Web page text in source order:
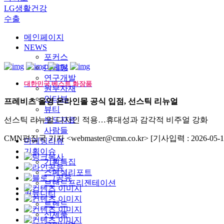
LG생활건강
수출
메인페이지
NEWS
포커스
마케팅
연구개발
원부자재
인터뷰
뷰티
보도자료
사람들
마케팅리뷰
기획이슈
기획특집
스페셜리포트
브랜드프리젠테이션
커뮤니티
트렌드
신제품
대한민국 베스트 화장품
프레비츠 올영 온라인몰 공식 입점, 선스틱 리뉴얼
선스틱 리뉴얼 디자인 적용…휴대성과 감각적 비주얼 강화
CMN편집국 기자 <webmaster@cmn.co.kr> [기사입력 : 2026-05-